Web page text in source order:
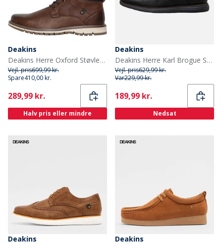
Deakins
Deakins Herre Oxford Støvler Brun
Vejl. pris699,99 kr.
Spare410,00 kr.
Current
289,99 kr.
Halv pris eller mindre
Deakins
Deakins Herre Karl Brogue Sko Sort/Charcoal
Vejl. pris629,99 kr.
Var229,99 kr.
Current
189,99 kr.
Nedsat
Deakins
Deakins